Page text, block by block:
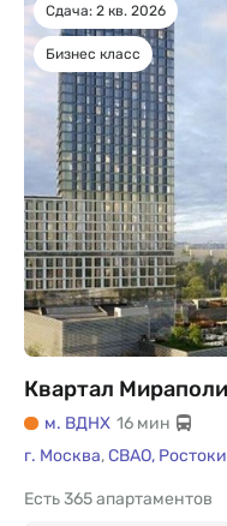
Квартал
м. ВДНХ 16 мин
г. Москва,СВАО,
365 апартаментов
Есть
Сдача: 2 кв. 2026
Бизнес класс